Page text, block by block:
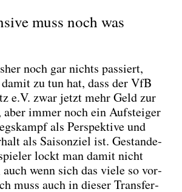
muss noch was
noch gar nichts pas­siert,
zu tun hat, dass der VfB
e.V. zwar jetzt mehr Geld zur
aber immer noch ein Auf­stei­ger
als Per­spek­ti­ve und
als Sai­son­ziel ist. Gestan­de­
lockt man damit nicht
wenn sich das vie­le so vor­
muss auch in die­ser Trans­fer­